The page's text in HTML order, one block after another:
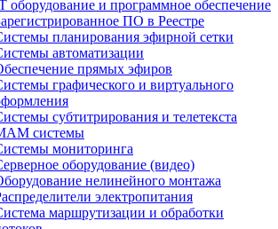
оборудование и программное обеспечение
ПО в Реестре
планирования эфирной сетки
автоматизации
прямых эфиров
графического и виртуального
субтитрирования и телетекста
системы
мониторинга
оборудование (видео)
нелинейного монтажа
электропитания
маршрутизации и обработки